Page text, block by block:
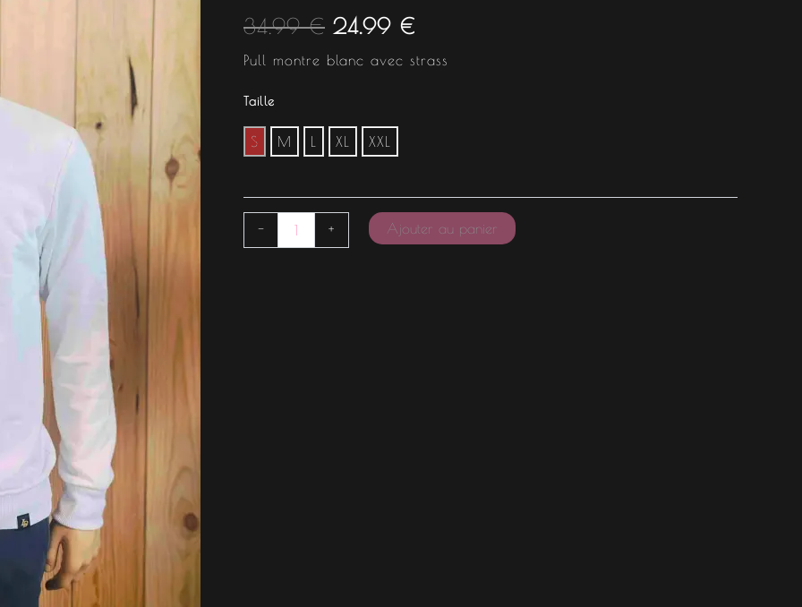
34.99€
était :
34.99 €.
24.99 €
Pull montre blanc avec strass
Taille
S M L XL XXL
- + Ajouter au panier